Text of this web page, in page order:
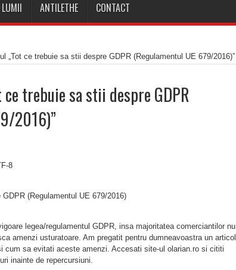
ANTILETHE CONTACT
„Tot ce trebuie sa stii despre GDPR (Regulamentul UE 679/2016)”
ce trebuie sa stii despre GDPR
2016)”
8
(Regulamentul UE 679/2016)
legea/regulamentul GDPR, insa majoritatea comerciantilor nu
amenzi usturatoare. Am pregatit pentru dumneavoastra un articol
cum sa evitati aceste amenzi. Accesati site-ul olarian.ro si cititi
inainte de repercursiuni.